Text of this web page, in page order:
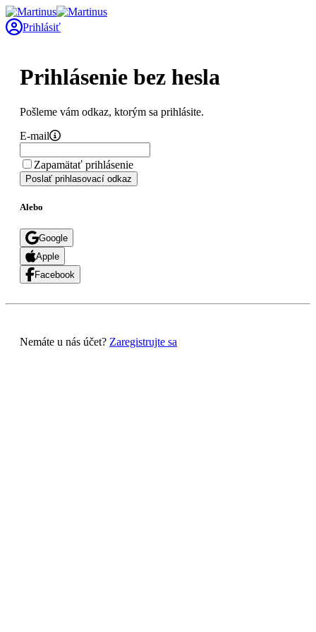
Prihlásiť
Prihlásenie bez hesla
Pošleme vám odkaz, ktorým sa prihlásite.
E-mail
Zapamätať prihlásenie
Poslať prihlasovací odkaz
Alebo
Google
Apple
Facebook
Nemáte u nás účet? Zaregistrujte sa